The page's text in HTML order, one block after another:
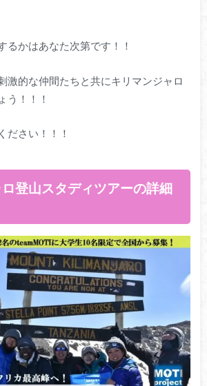
るかはあなた次第です！！
激的な仲間たちと共にキリマンジャロ
う！！！
ださい！！！
登山スタディツアーの詳細